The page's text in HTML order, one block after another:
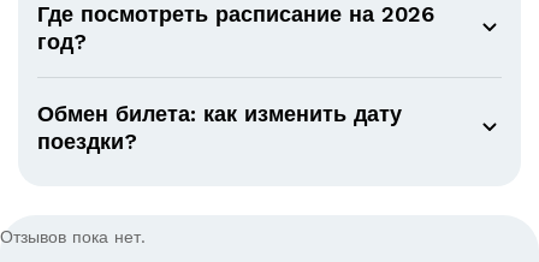
Где посмотреть расписание на 2026
год?
Обмен билета: как изменить дату
поездки?
Отзывов пока нет.